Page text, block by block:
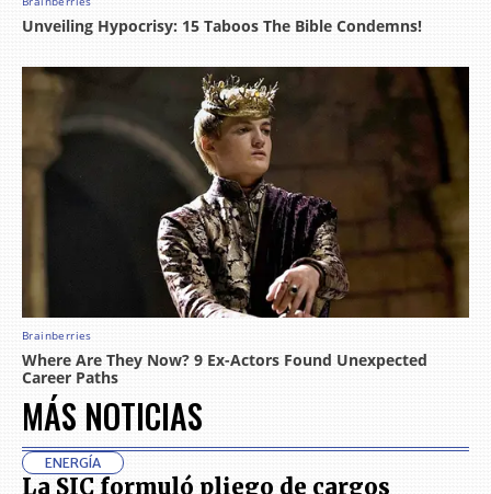
MÁS NOTICIAS
ENERGÍA
La SIC formuló pliego de cargos